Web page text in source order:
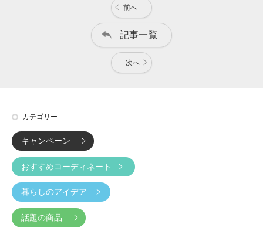
前へ
記事一覧
次へ
カテゴリー
キャンペーン
おすすめコーディネート
暮らしのアイデア
話題の商品